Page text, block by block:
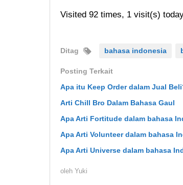
Visited 92 times, 1 visit(s)
Ditag bahasa indonesia
Posting Terkait
Apa itu Keep Order dalam Jual
Arti Chill Bro Dalam Bahasa Gaul
Apa Arti Fortitude dalam bahasa
Apa Arti Volunteer dalam bahasa
Apa Arti Universe dalam bahasa
oleh Yuki